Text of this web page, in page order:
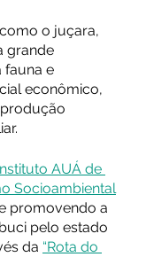
o juçara,
grande
fauna e
econômico,
AUÁ de
Socioambiental
promovendo a
pelo estado
da “Rota do